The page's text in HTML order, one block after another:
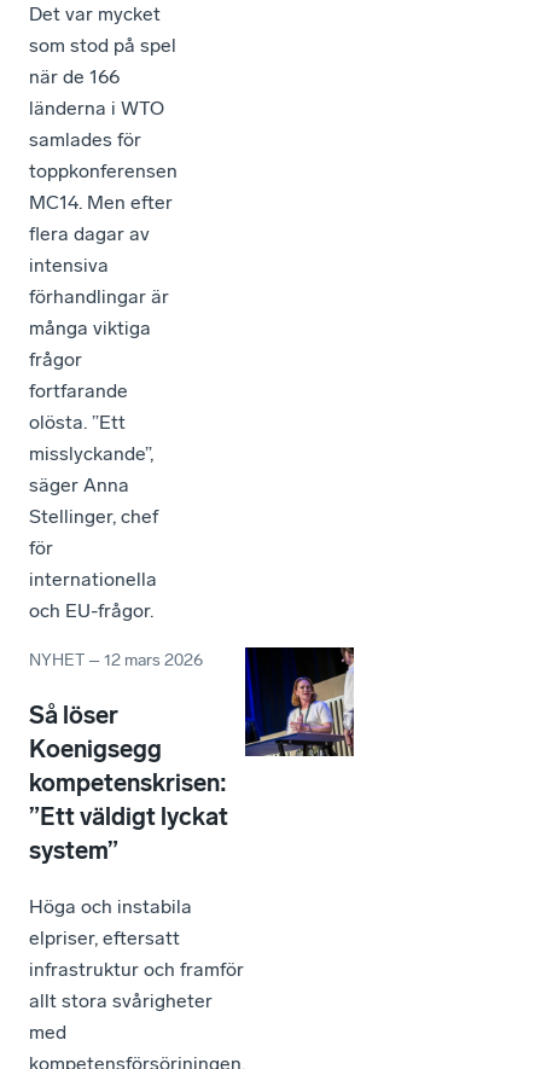
Det var mycket
som stod på spel
när de 166
länderna i WTO
samlades för
toppkonferensen
MC14. Men efter
flera dagar av
intensiva
förhandlingar är
många viktiga
frågor
fortfarande
olösta. ”Ett
misslyckande”,
säger Anna
Stellinger, chef
för
internationella
och EU-frågor.
NYHET –12 mars 2026
Så löser
Koenigsegg
kompetenskrisen:
”Ett väldigt lyckat
system”
Höga och instabila
elpriser, eftersatt
infrastruktur och framför
allt stora svårigheter
med
kompetensförsörjningen.